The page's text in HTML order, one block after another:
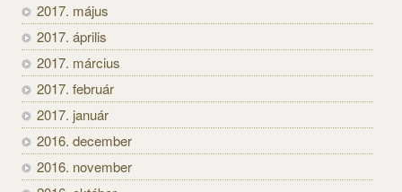
2017. május
2017. április
2017. március
2017. február
2017. január
2016. december
2016. november